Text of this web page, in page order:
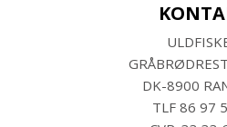
DK-8900
TLF 86 97